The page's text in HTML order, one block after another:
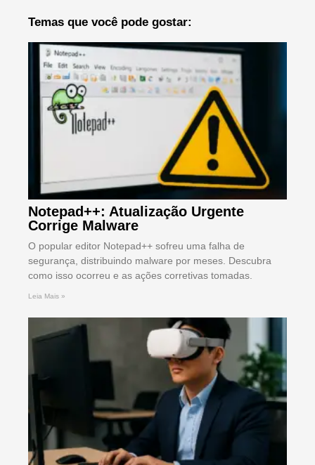
Temas que você pode gostar:
Notepad++: Atualização Urgente
Corrige Malware
O popular editor Notepad++ sofreu uma falha de
segurança, distribuindo malware por meses. Descubra
como isso ocorreu e as ações corretivas tomadas.
Leia Mais »